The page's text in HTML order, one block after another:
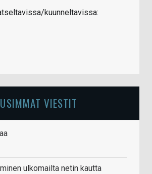
kuunneltavissa:
VIESTIT
ulkomailta netin kautta